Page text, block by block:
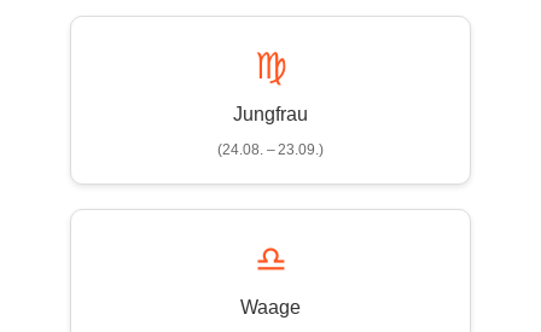
♍
Jungfrau
(24.08. – 23.09.)
♎
Waage